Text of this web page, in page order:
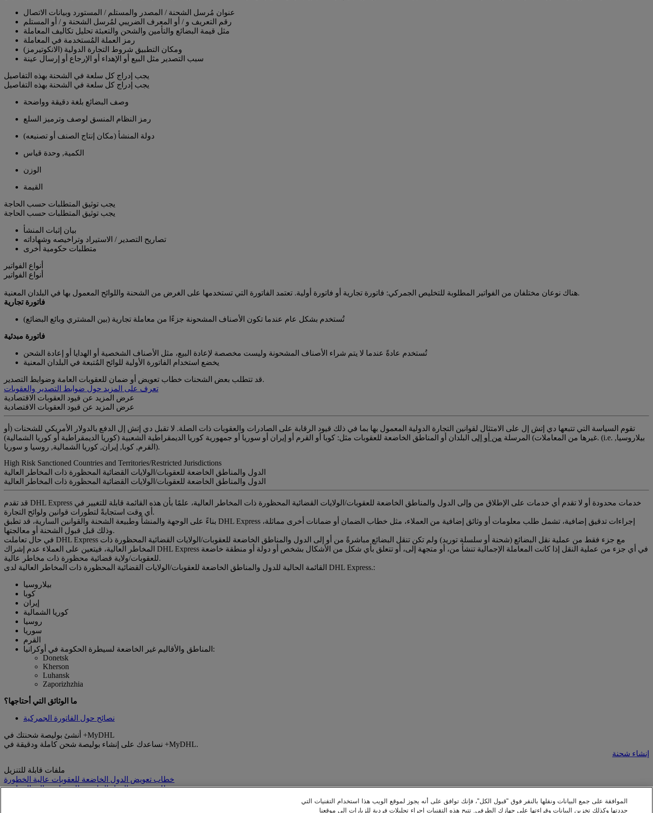
عنوان مُرسل الشحنة / المصدر والمستلم / المستورد وبيانات الاتصال
رقم التعريف و / أو المعرف الضريبي لمُرسل الشحنة و / أو المستلم
تحليل تكاليف المعاملة ‎مثل قيمة البضائع والتأمين والشحن والتعبئة
رمز العملة المُستخدمة في المعاملة
شروط التجارة الدولية (الانكوتيرمز)‎ ومكان التطبيق
سبب التصدير مثل البيع أو الإهداء أو الإرجاع أو إرسال عينة
يجب إدراج كل سلعة في الشحنة بهذه التفاصيل
يجب إدراج كل سلعة في الشحنة بهذه التفاصيل
وصف البضائع بلغة دقيقة وواضحة
رمز النظام المنسق لوصف وترميز السلع
دولة المنشأ (مكان إنتاج الصنف أو تصنيعه)
الكمية, وحدة قياس
الوزن
القيمة
يجب توثيق المتطلبات حسب الحاجة
يجب توثيق المتطلبات حسب الحاجة
بيان إثبات المنشأ
تصاريح التصدير / الاستيراد وتراخيصه وشهاداته
متطلبات حكومية أخرى
أنواع الفواتير
أنواع الفواتير
هناك نوعان مختلفان من الفواتير المطلوبة للتخليص الجمركي: فاتورة تجارية أو فاتورة أولية. تعتمد الفاتورة التي تستخدمها على الغرض من الشحنة واللوائح المعمول بها في البلدان المعنية.
فاتورة تجارية
تُستخدم بشكل عام عندما تكون الأصناف المشحونة جزءًا من معاملة تجارية (بين المشتري وبائع البضائع)
فاتورة مبدئية
تُستخدم عادةً عندما لا يتم شراء الأصناف المشحونة وليست مخصصة لإعادة البيع، مثل الأصناف الشخصية أو الهدايا أو إعادة الشحن
يخضع استخدام الفاتورة الأولية للوائح المُتبعة في البلدان المعنية
قد تتطلب بعض الشحنات خطاب تعويض أو ضمان للعقوبات العامة وضوابط التصدير.
تعرف على المزيد حول ضوابط التصدير والعقوبات
عرض المزيد عن قيود العقوبات الاقتصادية
عرض المزيد عن قيود العقوبات الاقتصادية
تقوم السياسة التي تتبعها دي إتش إل على الامتثال لقوانين التجارة الدولية المعمول بها بما في ذلك قيود الرقابة على الصادرات والعقوبات ذات الصلة. لا تقبل دي إتش إل الدفع بالدولار الأمريكي للشحنات (أو
غيرها من المعاملات) المرسلة من أو إلى البلدان أو المناطق الخاضعة للعقوبات مثل: كوبا أو القرم أو إيران أو سوريا أو جمهورية كوريا الديمقراطية الشعبية (كوريا الديمقراطية أو كوريا الشمالية). (i.e. بيلاروسيا,
القرم, كوبا, إيران, كوريا الشمالية, روسيا و سوريا).
High Risk Sanctioned Countries and Territories/Restricted Jurisdictions
الدول والمناطق الخاضعة للعقوبات/الولايات القضائية المحظورة ذات المخاطر العالية
الدول والمناطق الخاضعة للعقوبات/الولايات القضائية المحظورة ذات المخاطر العالية
قد تقدم DHL Express خدمات محدودة أو لا تقدم أي خدمات على الإطلاق من وإلى الدول والمناطق الخاضعة للعقوبات/الولايات القضائية المحظورة ذات المخاطر العالية، علمًا بأن هذه القائمة قابلة للتغيير في
أي وقت استجابةً لتطورات قوانين ولوائح التجارة.
بناءً على الوجهة والمنشأ وطبيعة الشحنة والقوانين السارية، قد تطبق DHL Express إجراءات تدقيق إضافية، تشمل طلب معلومات أو وثائق إضافية من العملاء، مثل خطاب الضمان أو ضمانات أخرى مماثلة،
وذلك قبل قبول الشحنة أو معالجتها.
في حال تعاملت DHL Express مع جزء فقط من عملية نقل البضائع (شحنة أو سلسلة توريد) ولم تكن تنقل البضائع مباشرةً من أو إلى الدول والمناطق الخاضعة للعقوبات/الولايات القضائية المحظورة ذات
المخاطر العالية، فيتعين على العملاء عدم إشراك DHL Express في أي جزء من عملية النقل إذا كانت المعاملة الإجمالية تنشأ من، أو متجهة إلى، أو تتعلق بأي شكل من الأشكال بشخص أو دولة أو منطقة خاضعة
للعقوبات/ولاية قضائية محظورة ذات مخاطر عالية.
القائمة الحالية للدول والمناطق الخاضعة للعقوبات/الولايات القضائية المحظورة ذات المخاطر العالية لدى DHL Express.:
بيلاروسيا
كوبا
إيران
كوريا الشمالية
روسيا
سوريا
القرم
المناطق والأقاليم غير الخاضعة لسيطرة الحكومة في أوكرانيا:
Donetsk
Kherson
Luhansk
Zaporizhzhia
ما الوثائق التي أحتاجها؟
نصائح حول الفاتورة الجمركية
أنشئ بوليصة شحنتك في +MyDHL
نساعدك على إنشاء بوليصة شحن كاملة ودقيقة في +MyDHL.
إنشاء شحنة
ملفات قابلة للتنزيل
خطاب تعويض الدول الخاضعة للعقوبات عالية الخطورة
خطاب تعويض الدول الخاضعة للعقوبات عالية الخطورة
الموافقة على جمع البيانات ونقلها بالنقر فوق "قبول الكل"، فإنك توافق على أنه يجوز لموقع الويب هذا استخدام التقنيات التي
حددتها وكذلك تخزين البيانات وقراءتها على جهازك الطرفي. تتيح هذه التقنيات إجراء تحليلات فردية للزيارات إلى موقعنا